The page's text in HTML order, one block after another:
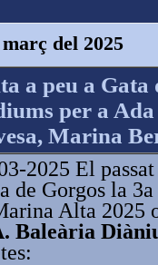
del 2025
a peu a Gata
per a
Marina
2025 El
de Gorgos la
Alta 2025
Baleària